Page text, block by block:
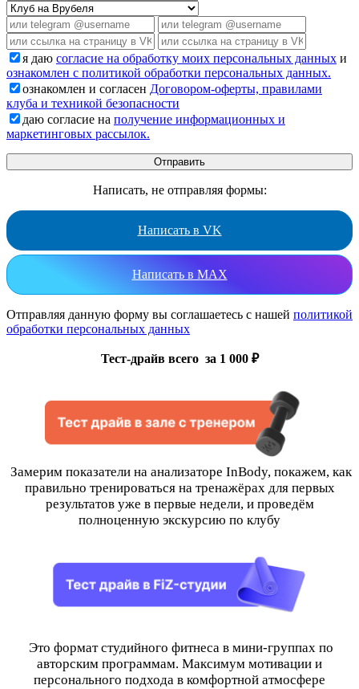
я даю согласие на обработку моих персональных данных и
ознакомлен с политикой обработки персональных данных.
ознакомлен и согласен Договором-оферты, правилами
клуба и техникой безопасности
даю согласие на получение информационных и
маркетинговых рассылок.
Написать, не отправляя формы:
Написать в VK
Написать в MAX
Отправляя данную форму вы соглашаетесь с нашей политикой
обработки персональных данных
Тест-драйв всего за 1 000 ₽
Замерим показатели на анализаторе InBody, покажем, как
правильно тренироваться на тренажёрах для первых
результатов уже в первые недели, и проведём
полноценную экскурсию по клубу
Это формат студийного фитнеса в мини-группах по
авторским программам. Максимум мотивации и
персонального подхода в комфортной атмосфере